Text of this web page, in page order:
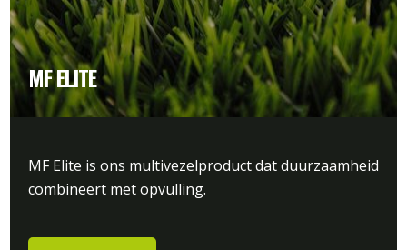
MF ELITE
MF Elite is ons multivezelproduct dat duurzaamheid
combineert met opvulling.